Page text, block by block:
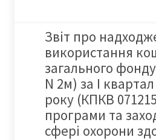
Звіт про
використання
загального
N 2м) за I квартал
року (КПКВ
програми та
сфері охорони